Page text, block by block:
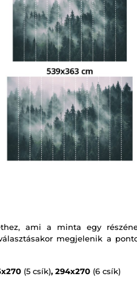
ami a minta egy
megjelenik a
(5 csík), 294x270 (6 csík)